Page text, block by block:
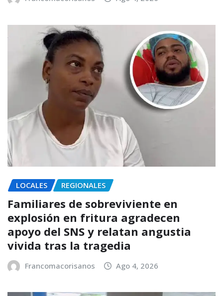
LOCALES REGIONALES
Familiares de sobreviviente en
explosión en fritura agradecen
apoyo del SNS y relatan angustia
vivida tras la tragedia
Francomacorisanos Ago 4, 2026